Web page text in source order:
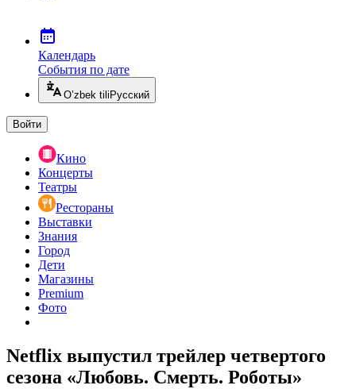
Календарь
События по дате
O’zbek tili Русский
Войти
Кино
Концерты
Театры
Рестораны
Выставки
Знания
Город
Дети
Магазины
Premium
Фото
Netflix выпустил трейлер четвертого
сезона «Любовь. Смерть. Роботы»